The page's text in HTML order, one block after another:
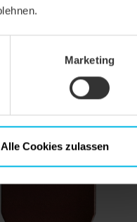
Marketing
Alle Cookies zulassen